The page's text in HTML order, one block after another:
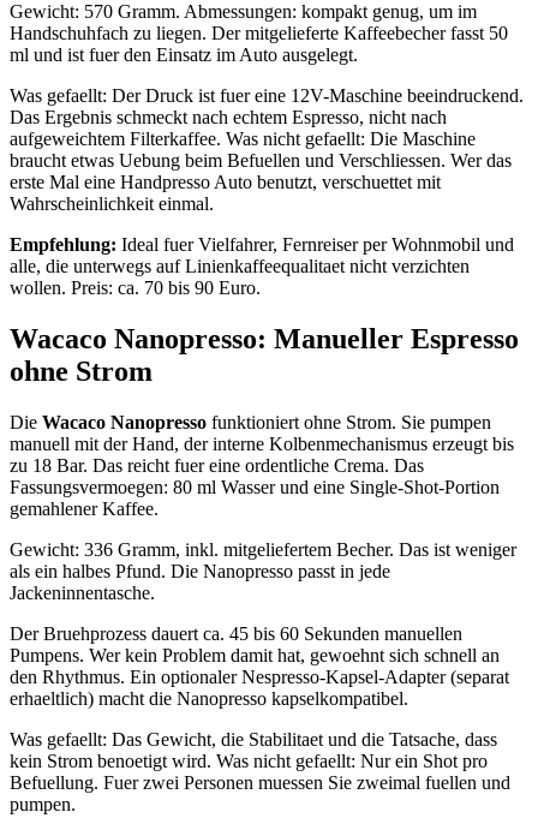
Gewicht: 570 Gramm. Abmessungen: kompakt genug, um im
Handschuhfach zu liegen. Der mitgelieferte Kaffeebecher fasst 50
ml und ist fuer den Einsatz im Auto ausgelegt.
Was gefaellt: Der Druck ist fuer eine 12V-Maschine beeindruckend.
Das Ergebnis schmeckt nach echtem Espresso, nicht nach
aufgeweichtem Filterkaffee. Was nicht gefaellt: Die Maschine
braucht etwas Uebung beim Befuellen und Verschliessen. Wer das
erste Mal eine Handpresso Auto benutzt, verschuettet mit
Wahrscheinlichkeit einmal.
Empfehlung: Ideal fuer Vielfahrer, Fernreiser per Wohnmobil und
alle, die unterwegs auf Linienkaffeequalitaet nicht verzichten
wollen. Preis: ca. 70 bis 90 Euro.
Wacaco Nanopresso: Manueller Espresso
ohne Strom
Die Wacaco Nanopresso funktioniert ohne Strom. Sie pumpen
manuell mit der Hand, der interne Kolbenmechanismus erzeugt bis
zu 18 Bar. Das reicht fuer eine ordentliche Crema. Das
Fassungsvermoegen: 80 ml Wasser und eine Single-Shot-Portion
gemahlener Kaffee.
Gewicht: 336 Gramm, inkl. mitgeliefertem Becher. Das ist weniger
als ein halbes Pfund. Die Nanopresso passt in jede
Jackeninnentasche.
Der Bruehprozess dauert ca. 45 bis 60 Sekunden manuellen
Pumpens. Wer kein Problem damit hat, gewoehnt sich schnell an
den Rhythmus. Ein optionaler Nespresso-Kapsel-Adapter (separat
erhaeltlich) macht die Nanopresso kapselkompatibel.
Was gefaellt: Das Gewicht, die Stabilitaet und die Tatsache, dass
kein Strom benoetigt wird. Was nicht gefaellt: Nur ein Shot pro
Befuellung. Fuer zwei Personen muessen Sie zweimal fuellen und
pumpen.